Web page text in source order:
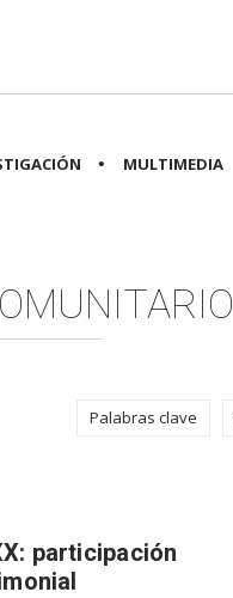
MULTIMEDIA
Palabras clave
participación